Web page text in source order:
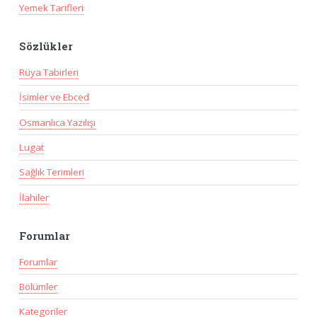
Yemek Tarifleri
Sözlükler
Rüya Tabirleri
İsimler ve Ebced
Osmanlıca Yazılışı
Lugat
Sağlık Terimleri
İlahiler
Forumlar
Forumlar
Bölümler
Kategoriler